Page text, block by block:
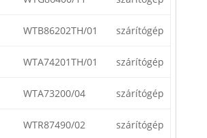
WTB86202TH/01 szárítógép
WTA74201TH/01 szárítógép
WTA73200/04 szárítógép
WTR87490/02 szárítógép